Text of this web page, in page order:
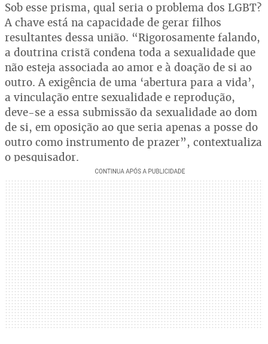
Sob esse prisma, qual seria o problema dos LGBT?
A chave está na capacidade de gerar filhos
resultantes dessa união. “Rigorosamente falando,
a doutrina cristã condena toda a sexualidade que
não esteja associada ao amor e à doação de si ao
outro. A exigência de uma ‘abertura para a vida’,
a vinculação entre sexualidade e reprodução,
deve-se a essa submissão da sexualidade ao dom
de si, em oposição ao que seria apenas a posse do
outro como instrumento de prazer”, contextualiza
o pesquisador.